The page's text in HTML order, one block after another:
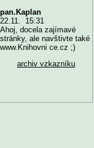
pan.Kaplan
22.11. 15:31
Ahoj, docela zajímavé
stránky, ale navštivte také
www.Knihovni ce.cz ;)
archiv vzkazníku